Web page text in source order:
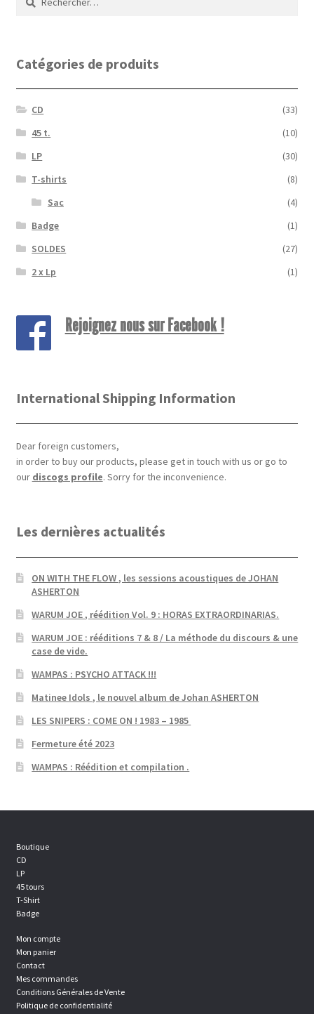
Catégories de produits
CD
(33)
45 t.
(10)
LP
(30)
T-shirts
(8)
Sac
(4)
Badge
(1)
SOLDES
(27)
2 x Lp
(1)
Rejoignez nous sur Facebook !
International Shipping Information
Dear foreign customers,
in order to buy our products, please get in touch with us or go to
our discogs profile. Sorry for the inconvenience.
Les dernières actualités
ON WITH THE FLOW , les sessions acoustiques de JOHAN
ASHERTON
WARUM JOE , réédition Vol. 9 : HORAS EXTRAORDINARIAS.
WARUM JOE : rééditions 7 & 8 / La méthode du discours & une
case de vide.
WAMPAS : PSYCHO ATTACK !!!
Matinee Idols , le nouvel album de Johan ASHERTON
LES SNIPERS : COME ON ! 1983 – 1985
Fermeture été 2023
WAMPAS : Réédition et compilation .
Boutique
CD
LP
45 tours
T-Shirt
Badge
Mon compte
Mon panier
Contact
Mes commandes
Conditions Générales de Vente
Politique de confidentialité